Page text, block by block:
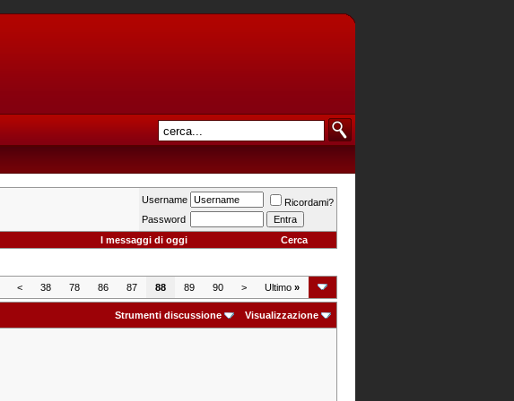
Username
Ricordami?
Password
I messaggi di oggi Cerca
< 38 78 86 87 88 89 90 > Ultimo »
Strumenti discussione Visualizzazione